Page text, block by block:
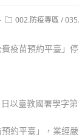
Post002.防疫專區/
疫苗預約平臺」
以臺教國署學字
約平臺」，業經